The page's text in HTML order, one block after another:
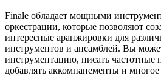
Finale обладает мощными
оркестрации, которые позволяют
интересные аранжировки для
инструментов и ансамблей. Вы
инструментацию, писать частотные
добавлять аккомпанементы и многое